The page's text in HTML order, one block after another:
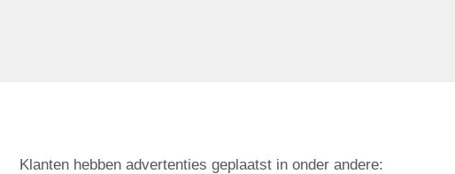
Klanten hebben advertenties geplaatst in onder andere: